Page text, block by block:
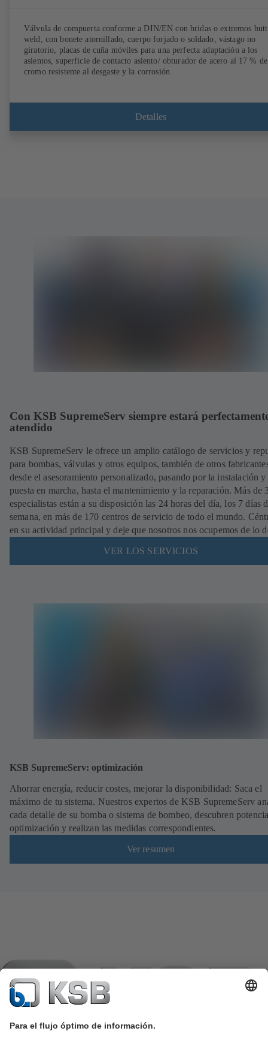
Válvula de compuerta conforme a DIN/EN con bridas o extremos butt
weld, con bonete atornillado, cuerpo forjado o soldado, vástago no
giratorio, placas de cuña móviles para una perfecta adaptación a los
asientos, superficie de contacto asiento/ obturador de acero al 17 % de
cromo resistente al desgaste y la corrosión.
Detalles
Con KSB SupremeServ siempre estará
atendido
KSB SupremeServ le ofrece un amplio catálogo de servicios y
para bombas, válvulas y otros equipos, también de otros
desde el asesoramiento personalizado, pasando por la instalación y
puesta en marcha, hasta el mantenimiento y la reparación. Más de
especialistas están a su disposición las 24 horas del día, los 7 días
semana, en más de 170 centros de servicio de todo el mundo.
en su actividad principal y deje que nosotros nos ocupemos de lo
VER LOS SERVICIOS
KSB SupremeServ: optimización
Ahorrar energía, reducir costes, mejorar la disponibilidad: Saca el
máximo de tu sistema. Nuestros expertos de KSB SupremeServ
cada detalle de su bomba o sistema de bombeo, descubren
optimización y realizan las medidas correspondientes.
Ver resumen